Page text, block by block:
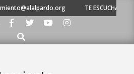
TE ESCUCHAMOS -
Buscar